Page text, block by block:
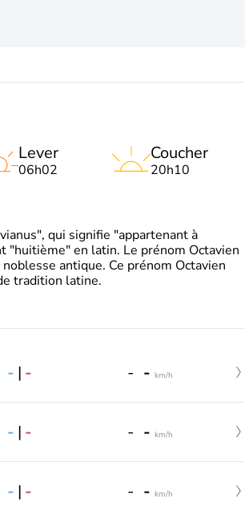
Lever
06h02
Coucher
20h10
qui signifie "appartenant à
"huitième" en latin. Le prénom Octavien
antique. Ce prénom Octavien
tradition latine.
- | - - - km/h
- | - - - km/h
- | - - - km/h